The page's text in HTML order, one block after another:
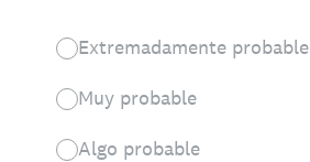
Extremadamente probable
Muy probable
Algo probable